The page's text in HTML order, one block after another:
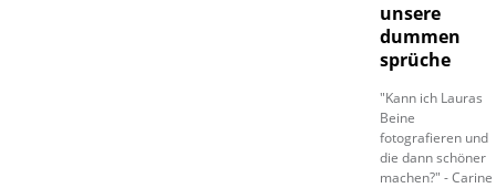
unsere
dummen
sprüche
"Kann ich Lauras
Beine
fotografieren und
die dann schöner
machen?" - Carine